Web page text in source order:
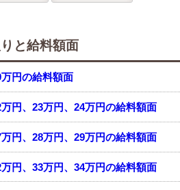
と給料額面
円の給料額面
円、23万円、24万円の給料額面
円、28万円、29万円の給料額面
円、33万円、34万円の給料額面